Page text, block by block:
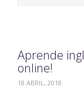
Aprende
online!
18 ABRIL, 2018